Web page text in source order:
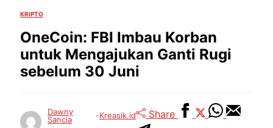
KRIPTO
OneCoin: FBI Imbau Korban
untuk Mengajukan Ganti Rugi
sebelum 30 Juni
Dawny
Sancia
-Kreasik.id Share